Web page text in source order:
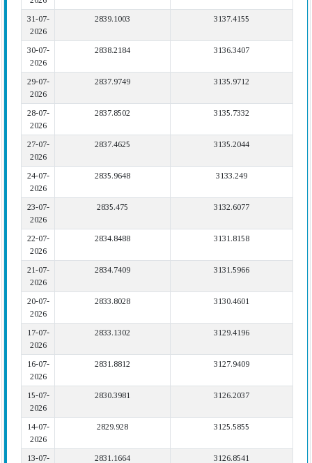
31-07-
2026
2839.1003 3137.4155
30-07-
2026
2838.2184 3136.3407
29-07-
2026
2837.9749 3135.9712
28-07-
2026
2837.8502 3135.7332
27-07-
2026
2837.4625 3135.2044
24-07-
2026
2835.9648 3133.249
23-07-
2026
2835.475 3132.6077
22-07-
2026
2834.8488 3131.8158
21-07-
2026
2834.7409 3131.5966
20-07-
2026
2833.8028 3130.4601
17-07-
2026
2833.1302 3129.4196
16-07-
2026
2831.8812 3127.9409
15-07-
2026
2830.3981 3126.2037
14-07-
2026
2829.928 3125.5855
13-07- 2831.1664 3126.8541